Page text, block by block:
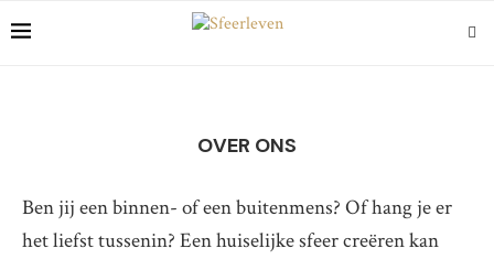
OVER ONS
Ben jij een binnen- of een buitenmens? Of hang je er
het liefst tussenin? Een huiselijke sfeer creëren kan